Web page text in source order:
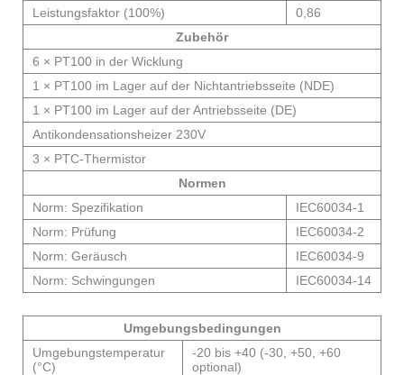
Leistungsfaktor (100%)
0,86
Zubehör
6 × PT100 in der Wicklung
1 × PT100 im Lager auf der Nichtantriebsseite (NDE)
1 × PT100 im Lager auf der Antriebsseite (DE)
Antikondensationsheizer 230V
3 × PTC-Thermistor
Normen
Norm: Spezifikation
IEC60034-1
Norm: Prüfung
IEC60034-2
Norm: Geräusch
IEC60034-9
Norm: Schwingungen
IEC60034-14
Umgebungsbedingungen
Umgebungstemperatur
(°C)
-20 bis +40 (-30, +50, +60
optional)